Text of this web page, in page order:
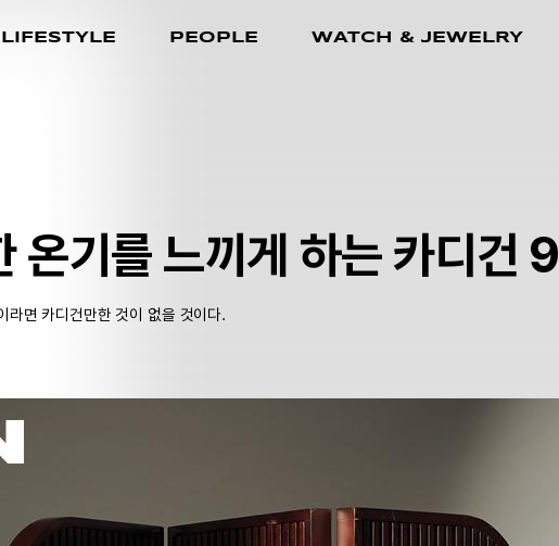
LIFESTYLE PEOPLE WATCH & JEWELRY
온기를 느끼게 하는 카디건 9
라면 카디건만한 것이 없을 것이다.